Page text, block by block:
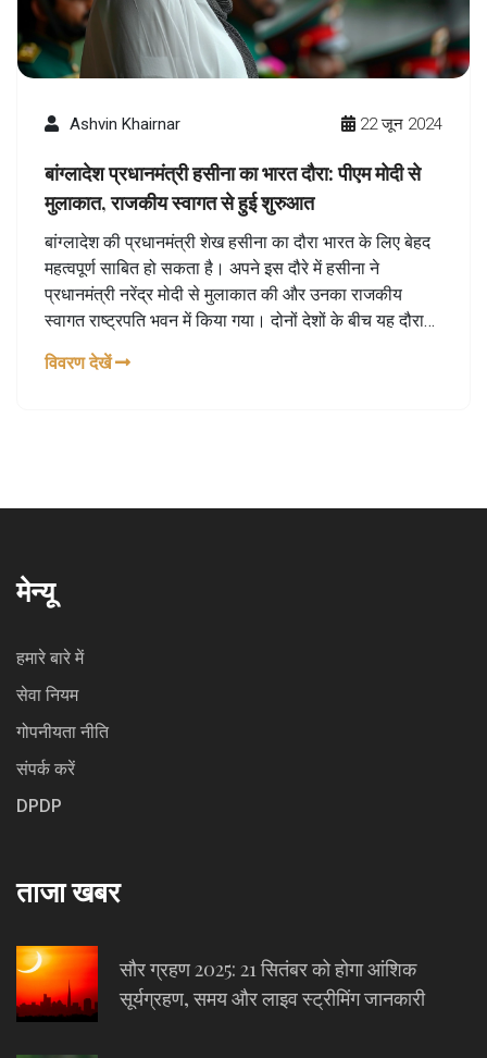
Ashvin Khairnar 22 जून 2024
बांग्लादेश प्रधानमंत्री हसीना का भारत दौरा: पीएम मोदी से
मुलाकात, राजकीय स्वागत से हुई शुरुआत
बांग्लादेश की प्रधानमंत्री शेख हसीना का दौरा भारत के लिए बेहद
महत्वपूर्ण साबित हो सकता है। अपने इस दौरे में हसीना ने
प्रधानमंत्री नरेंद्र मोदी से मुलाकात की और उनका राजकीय
स्वागत राष्ट्रपति भवन में किया गया। दोनों देशों के बीच यह दौरा
संकेत देता है।
विवरण देखें
मेन्यू
हमारे बारे में
सेवा नियम
गोपनीयता नीति
संपर्क करें
DPDP
ताजा खबर
सौर ग्रहण 2025: 21 सितंबर को होगा आंशिक
सूर्यग्रहण, समय और लाइव स्ट्रीमिंग जानकारी